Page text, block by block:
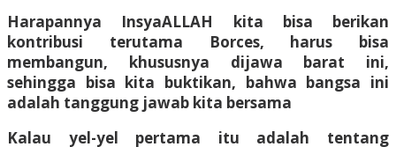
Harapannya InsyaALLAH kita bisa berikan
kontribusi terutama Borces, harus bisa
membangun, khususnya dijawa barat ini,
sehingga bisa kita buktikan, bahwa bangsa ini
adalah tanggung jawab kita bersama
Kalau yel-yel pertama itu adalah tentang